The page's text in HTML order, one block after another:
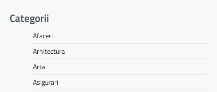
Categorii
Afaceri
Arhitectura
Arta
Asigurari